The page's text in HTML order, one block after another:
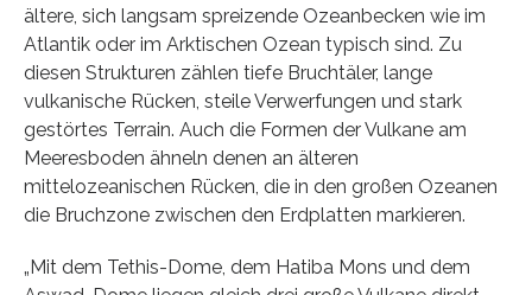
ältere, sich langsam spreizende Ozeanbecken wie im
Atlantik oder im Arktischen Ozean typisch sind. Zu
diesen Strukturen zählen tiefe Bruchtäler, lange
vulkanische Rücken, steile Verwerfungen und stark
gestörtes Terrain. Auch die Formen der Vulkane am
Meeresboden ähneln denen an älteren
mittelozeanischen Rücken, die in den großen Ozeanen
die Bruchzone zwischen den Erdplatten markieren.
„Mit dem Tethis-Dome, dem Hatiba Mons und dem